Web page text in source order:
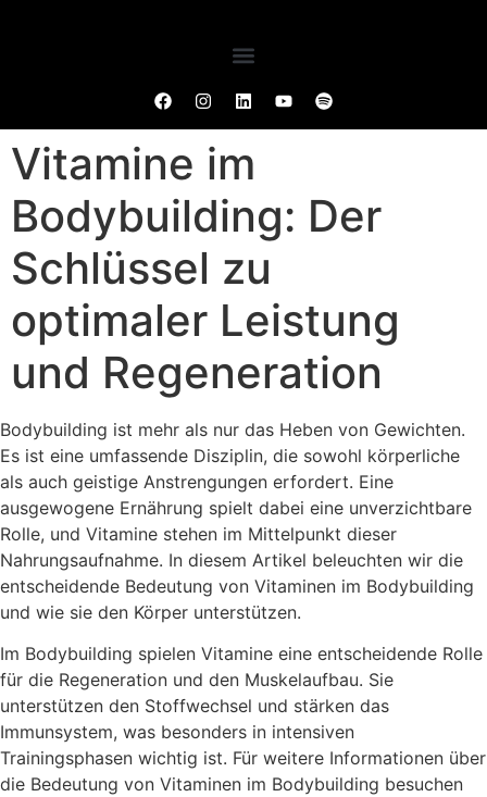
Vitamine im
Bodybuilding: Der
Schlüssel zu
optimaler Leistung
und Regeneration
Bodybuilding ist mehr als nur das Heben von Gewichten.
Es ist eine umfassende Disziplin, die sowohl körperliche
als auch geistige Anstrengungen erfordert. Eine
ausgewogene Ernährung spielt dabei eine unverzichtbare
Rolle, und Vitamine stehen im Mittelpunkt dieser
Nahrungsaufnahme. In diesem Artikel beleuchten wir die
entscheidende Bedeutung von Vitaminen im Bodybuilding
und wie sie den Körper unterstützen.
Im Bodybuilding spielen Vitamine eine entscheidende Rolle
für die Regeneration und den Muskelaufbau. Sie
unterstützen den Stoffwechsel und stärken das
Immunsystem, was besonders in intensiven
Trainingsphasen wichtig ist. Für weitere Informationen über
die Bedeutung von Vitaminen im Bodybuilding besuchen